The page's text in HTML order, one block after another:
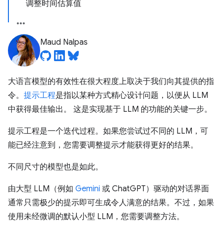
调整时间估算值
Maud Nalpas
大语言模型的有效性在很大程度上取决于我们向其提供的指
令。 提示工程是指以某种方式精心设计问题，以便从 LLM
中获得最佳输出。 这是实现基于 LLM 的功能的关键一步。
提示工程是一个迭代过程。如果您尝试过不同的 LLM，可
能已经注意到，您需要调整提示才能获得更好的结果。
不同尺寸的模型也是如此。
由大型 LLM（例如 Gemini 或 ChatGPT）驱动的对话界面
通常只需极少的提示即可生成令人满意的结果。不过，如果
使用未经微调的默认小型 LLM，您需要调整方法。